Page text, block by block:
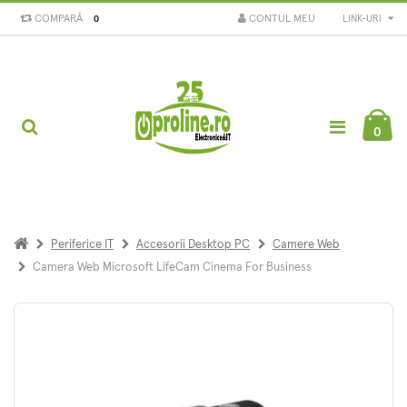
COMPARĂ 0 LINK-URI
CONTUL MEU
0
Periferice IT Accesorii Desktop PC
Camere Web
Camera Web Microsoft LifeCam Cinema For Business